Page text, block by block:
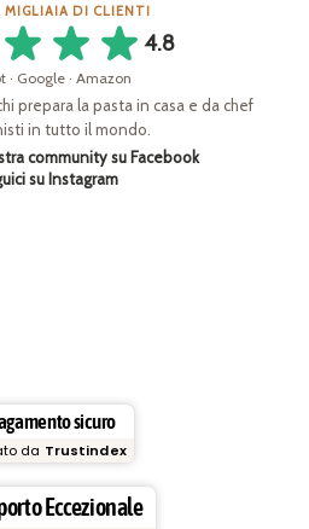
MIGLIAIA DI CLIENTI
4.8
· Google · Amazon
prepara la pasta in casa e da chef
in tutto il mondo.
community su Facebook
su Instagram
sicuro
da Trustindex
Eccezionale